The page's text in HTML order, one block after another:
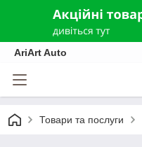
AriArt Auto
Товари та послуги